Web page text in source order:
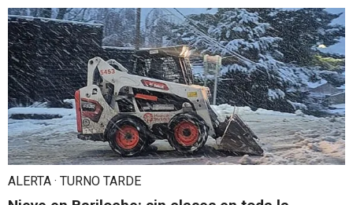
ALERTA · TURNO TARDE